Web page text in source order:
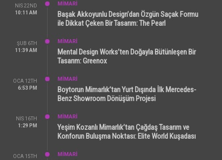
NIS 22ND
10:11 AM
MİMARİ
Başak Akkoyunlu Design’dan Özgün Saçak Formu
ile Dikkat Çeken Bir Tasarım: The Pearl
ŞUB 6TH
11:39 AM
MİMARİ
Mental Design Works’ten Doğayla Bütünleşen Bir
Tasarım: Greenox
OCA 12TH
6:53 PM
MİMARİ
Boytorun Mimarlık’tan Yurt Dışında İlk Mercedes-
Benz Showroom Dönüşüm Projesi
NIS 16TH
1:29 PM
MİMARİ
Yeşim Kozanlı Mimarlık’tan Çağdaş Tasarım ve
Konforun Buluşma Noktası: Elite World Kuşadası
OCA 15TH
MİMARİ